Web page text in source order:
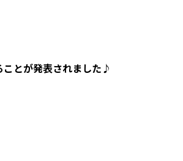
とが発表されました♪